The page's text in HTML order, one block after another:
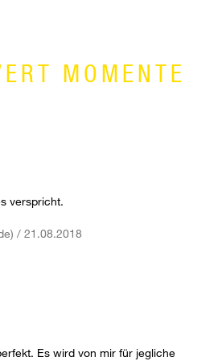
MOMENTE
verspricht.
/ 21.08.2018
Es wird von mir für jegliche